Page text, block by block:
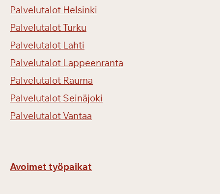
Palvelutalot Helsinki
Palvelutalot Turku
Palvelutalot Lahti
Palvelutalot Lappeenranta
Palvelutalot Rauma
Palvelutalot Seinäjoki
Palvelutalot Vantaa
Avoimet työpaikat